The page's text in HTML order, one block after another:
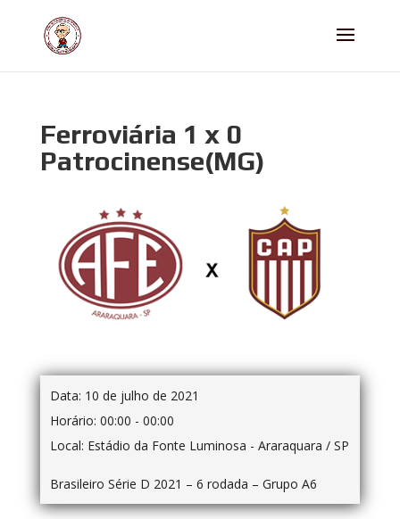
Ferroviária 1 x 0
Patrocinense(MG)
Data: 10 de julho de 2021
Horário: 00:00 - 00:00
Local: Estádio da Fonte Luminosa - Araraquara / SP
Brasileiro Série D 2021 – 6 rodada – Grupo A6